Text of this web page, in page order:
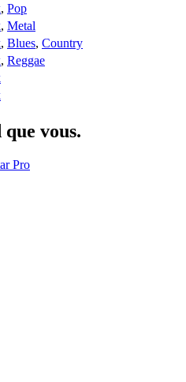
, Pop
, Metal
, Blues, Country
, Reggae
vous.
Pro